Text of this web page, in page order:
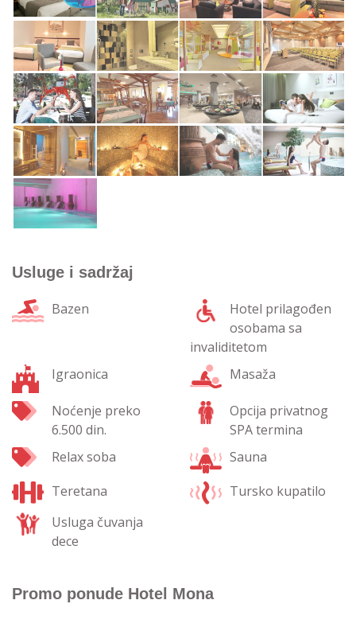
Usluge i sadržaj
Bazen
Hotel prilagođen
osobama sa
invaliditetom
Igraonica
Masaža
Noćenje preko
6.500 din.
Opcija privatnog
SPA termina
Relax soba
Sauna
Teretana
Tursko kupatilo
Usluga čuvanja
dece
Promo ponude Hotel Mona